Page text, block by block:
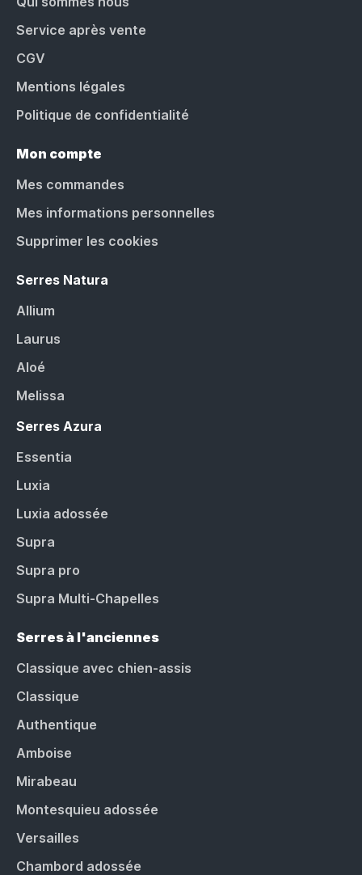
Service après vente
CGV
Mentions légales
Politique de confidentialité
Mon compte
Mes commandes
Mes informations personnelles
Supprimer les cookies
Serres Natura
Allium
Laurus
Aloé
Melissa
Serres Azura
Essentia
Luxia
Luxia adossée
Supra
Supra pro
Supra Multi-Chapelles
Serres à l'anciennes
Classique avec chien-assis
Classique
Authentique
Amboise
Mirabeau
Montesquieu adossée
Versailles
Chambord adossée